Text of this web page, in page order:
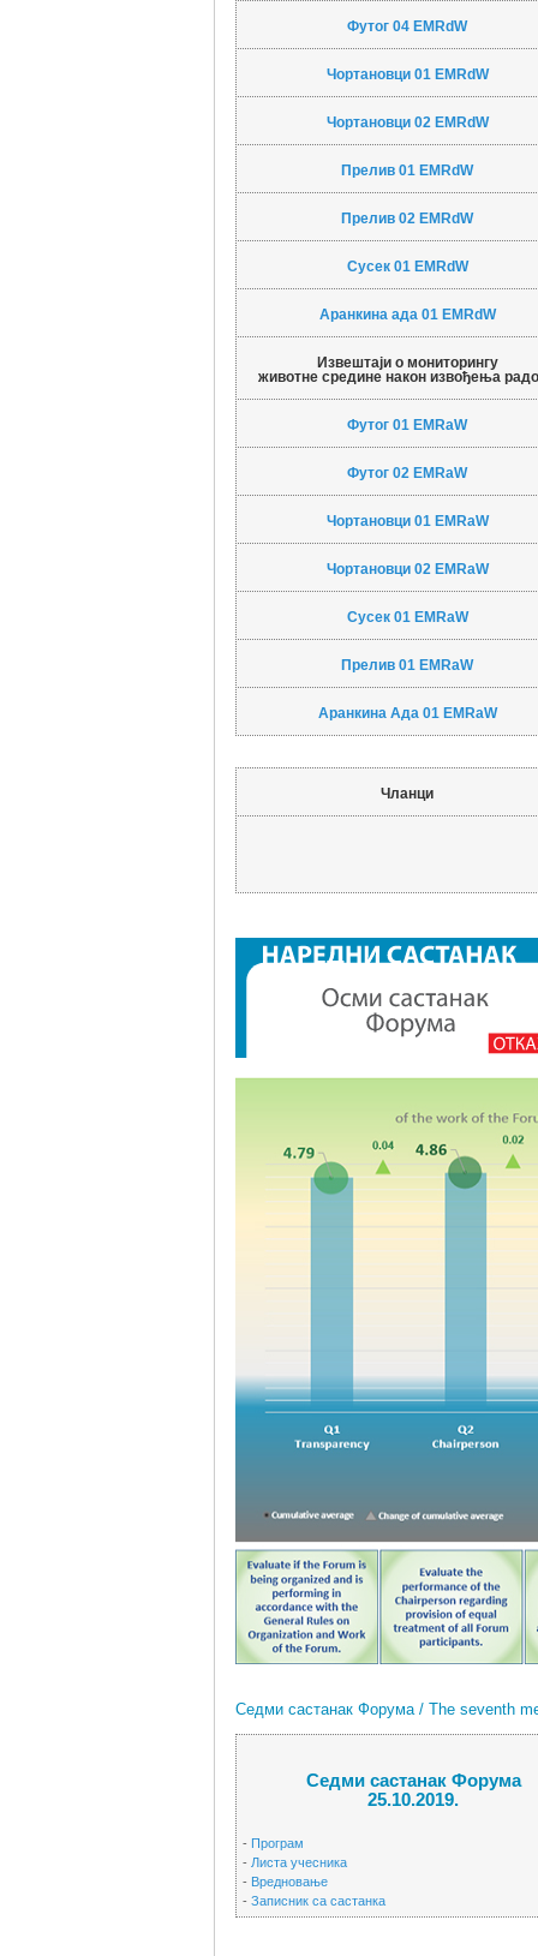
Футог 04 EMRdW
Чортановци 01 EMRdW
Чортановци 02 EMRdW
Прелив 01 EMRdW
Прелив 02 EMRdW
Сусек 01 EMRdW
Аранкина ада 01 EMRdW
Извештаји о мониторингу
животне средине након извођења
Футог 01 EMRaW
Футог 02 EMRaW
Чортановци 01 EMRaW
Чортановци 02 EMRaW
Сусек 01 EMRaW
Прелив 01 EMRaW
Аранкина Ада 01 EMRaW
Чланци
Седми састанак Форума / The seventh
Седми састанак Форума
25.10.2019.
- Програм
- Листа учесника
- Вредновање
-Записник са састанка